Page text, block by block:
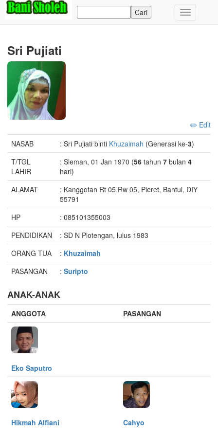
Toggle
navigation
Sri Pujiati
✏️ Edit
NASAB
: Sri Pujiati binti Khuzaimah (Generasi ke-3)
T/TGL
LAHIR
: Sleman, 01 Jan 1970 (56 tahun 7 bulan 4
hari)
ALAMAT
: Kanggotan Rt 05 Rw 05, Pleret, Bantul, DIY
55791
HP
: 085101355003
PENDIDIKAN
: SD N Plotengan, lulus 1983
ORANG TUA
: Khuzaimah
PASANGAN
: Suripto
ANAK-ANAK
ANGGOTA PASANGAN
Eko Saputro
Hikmah Alfiani Cahyo